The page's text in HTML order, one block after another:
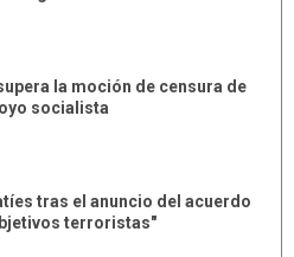
la moción de censura de
socialista
tras el anuncio del acuerdo
terroristas"